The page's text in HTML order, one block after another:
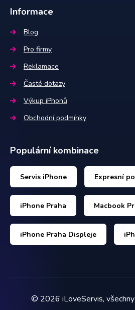
Informace
Blog
Pro firmy
Reklamace
Časté dotazy
Výkup iPhonů
Obchodní podmínky
Populární kombinace
Servis iPhone Expresní
iPhone Praha Macbook
iPhone Praha Displeje
© 2026 iLoveServis,